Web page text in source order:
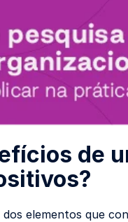
de
elementos que